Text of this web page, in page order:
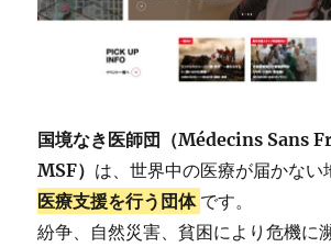
国境なき医師団（Médecins Sans
MSF） は、世界中の医療が届かない
医療支援を行う団体 です。
紛争、自然災害、貧困により危機に